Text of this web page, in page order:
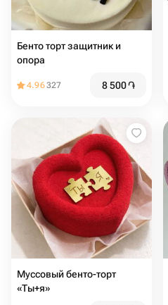
Бенто торт защитник и
опора
4.96327 8 500֏
Муссовый бенто-торт
«Ты+я»